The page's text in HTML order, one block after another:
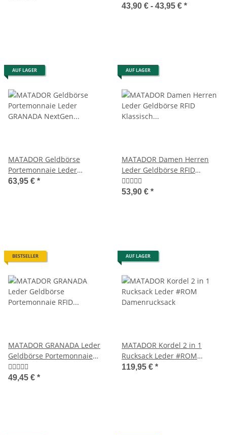
43,90 € - 43,95 € *
AUF LAGER
MATADOR Geldbörse
Portemonnaie Leder
GRANADA NextGen RFID TüV
63,95 € *
AUF LAGER
MATADOR Damen Herren
Leder Geldbörse RFID
Klassisch Retro
53,90 € *
BESTSELLER
MATADOR GRANADA Leder
Geldbörse Portemonnaie
RFID TüV
49,45 € *
AUF LAGER
MATADOR Kordel 2 in 1
Rucksack Leder #ROM
Damenrucksack
119,95 € *